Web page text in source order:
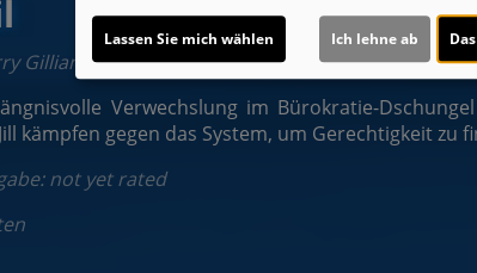
Gilliam. Mit Jonathan Pryce, Robert De Niro, Kim
Verwechslung im Bürokratie-
kämpfen gegen das System, um Gerechtigkeit zu
not yet rated
Lassen Sie mich wählen Ich lehne ab